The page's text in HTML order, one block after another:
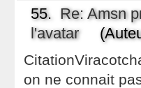
55. Re: Amsn
l'avatar
on ne connait